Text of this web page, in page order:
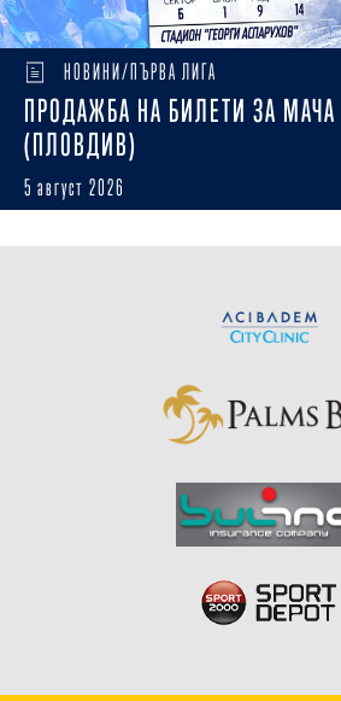
НОВИНИ/ПЪРВА ЛИГА
ПРОДАЖБА НА БИЛЕТИ ЗА
(ПЛОВДИВ)
5 август 2026